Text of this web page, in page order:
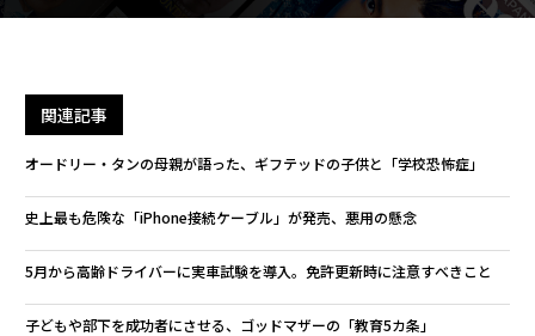
関連記事
オードリー・タンの母親が語った、ギフテッドの子供と「学校恐怖症」
史上最も危険な「iPhone接続ケーブル」が発売、悪用の懸念
5月から高齢ドライバーに実車試験を導入。免許更新時に注意すべきこと
子どもや部下を成功者にさせる、ゴッドマザーの「教育5カ条」